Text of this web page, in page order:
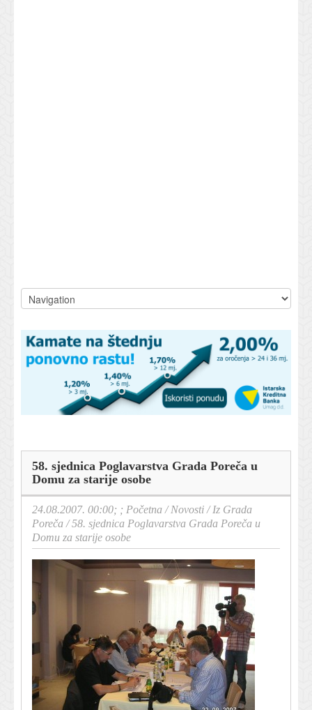
58. sjednica Poglavarstva Grada Poreča u
Domu za starije osobe
24.08.2007. 00:00; ; Početna /Novosti /Iz Grada
Poreča /58. sjednica Poglavarstva Grada Poreča u
Domu za starije osobe